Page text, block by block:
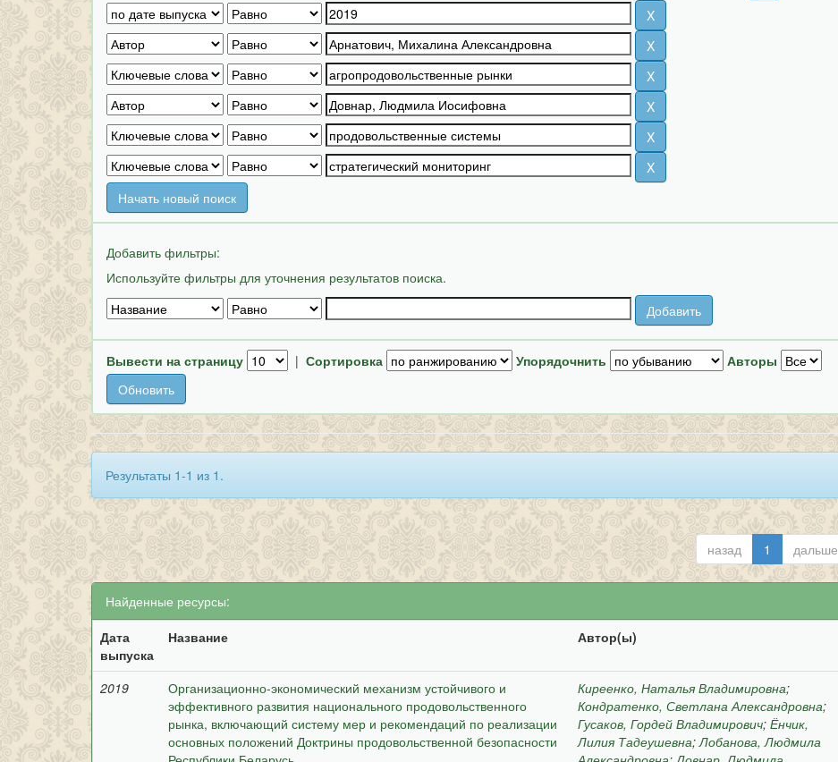
Начать новый поиск
Добавить фильтры:
Используйте фильтры для уточнения результатов поиска.
Вывести на страницу | Сортировка Упорядочнить Авторы
Результаты 1-1 из 1.
назад 1 дальше
Найденные ресурсы:
Дата
выпуска
Название Автор(ы)
2019
Организационно-экономический механизм устойчивого и
эффективного развития национального продовольственного
рынка, включающий систему мер и рекомендаций по реализации
основных положений Доктрины продовольственной безопасности
Киреенко, Наталья Владимировна;
Кондратенко, Светлана Александровна;
Гусаков, Гордей Владимирович;Ёнчик,
Лилия Тадеушевна;Лобанова, Людмила